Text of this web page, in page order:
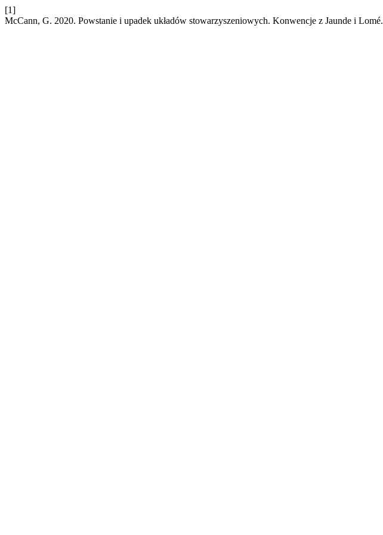
[1]
McCann, G. 2020. Powstanie i upadek układów stowarzyszeniowych. Konwencje z Jaunde i Lomé.